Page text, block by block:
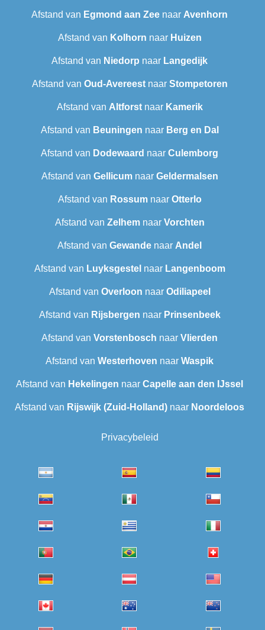
Afstand van Egmond aan Zee naar Avenhorn
Afstand van Kolhorn naar Huizen
Afstand van Niedorp naar Langedijk
Afstand van Oud-Avereestnaar Stompetoren
Afstand van Altforstnaar Kamerik
Afstand van Beuningen naar Berg en Dal
Afstand van Dodewaard naar Culemborg
Afstand van Gellicumnaar Geldermalsen
Afstand van Rossumnaar Otterlo
Afstand van Zelhemnaar Vorchten
Afstand van Gewande naar Andel
Afstand van Luyksgestel naar Langenboom
Afstand van Overloon naar Odiliapeel
Afstand van Rijsbergen naar Prinsenbeek
Afstand van Vorstenbosch naar Vlierden
Afstand van Westerhoven naar Waspik
Afstand van Hekelingen naar Capelle aan den IJssel
Afstand van Rijswijk (Zuid-Holland) naar Noordeloos
Privacybeleid